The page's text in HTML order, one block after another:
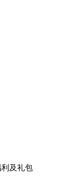
及礼包